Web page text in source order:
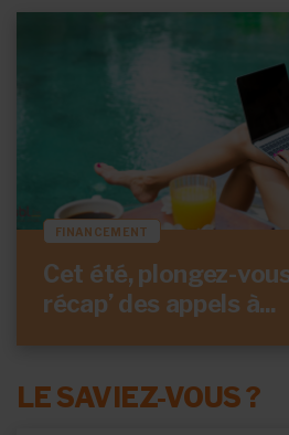
FINANCEMENT
Cet été, plongez-
récap’ des appels à...
LE SAVIEZ-VOUS ?